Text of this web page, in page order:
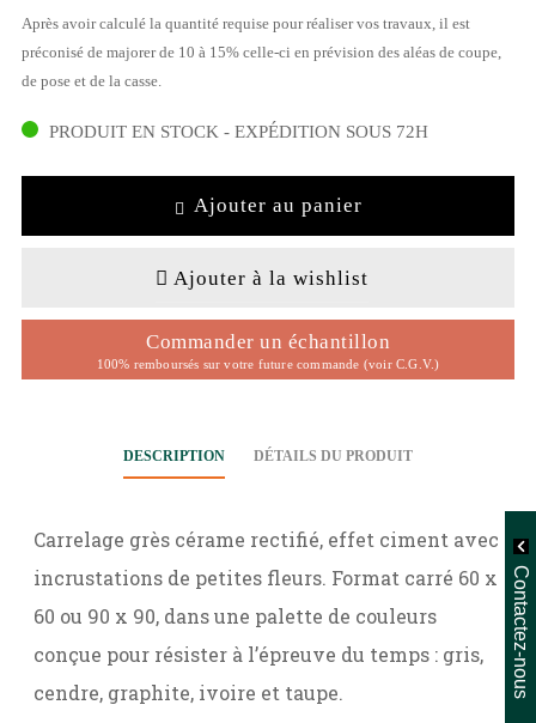
Après avoir calculé la quantité requise pour réaliser vos travaux, il est
préconisé de majorer de 10 à 15% celle-ci en prévision des aléas de coupe,
de pose et de la casse.
PRODUIT EN STOCK - EXPÉDITION SOUS 72H
Ajouter au panier
Ajouter à la wishlist
Commander un échantillon
100% remboursés sur votre future commande (voir C.G.V.)
DESCRIPTION DÉTAILS DU PRODUIT
Carrelage grès cérame rectifié, effet ciment avec
incrustations de petites fleurs. Format carré 60 x
60 ou 90 x 90, dans une palette de couleurs
conçue pour résister à l’épreuve du temps : gris,
cendre, graphite, ivoire et taupe.
Contactez-nous